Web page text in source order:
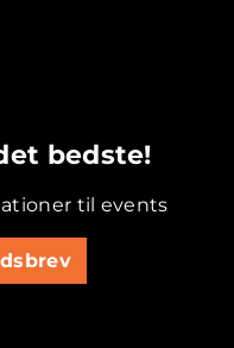
bedste!
til events